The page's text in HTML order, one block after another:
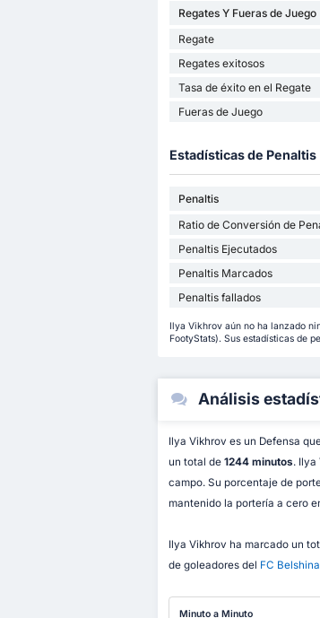
Regates Y Fueras de Juego
Regate
Regates exitosos
Tasa de éxito en el Regate
Fueras de Juego
Estadísticas de Penaltis
Penaltis
Ratio de Conversión de
Penaltis Ejecutados
Penaltis Marcados
Penaltis fallados
Ilya Vikhrov aún no ha lanzado
FootyStats). Sus estadísticas de
Análisis
Ilya Vikhrov es un Defensa
un total de 1244 minutos. Ilya
campo. Su porcentaje de
mantenido la portería a cero
Ilya Vikhrov ha marcado un
de goleadores del FC
Minuto a Minuto